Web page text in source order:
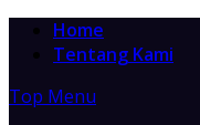
Home
Tentang Kami
Top Menu